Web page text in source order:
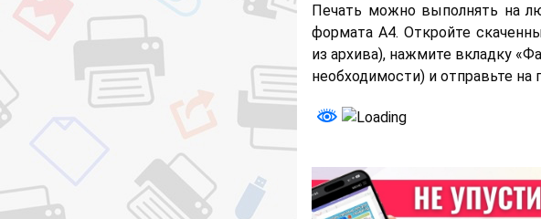
Печать можно выполнять на
формата А4. Откройте
из архива), нажмите вкладку
необходимости) и отправьте на